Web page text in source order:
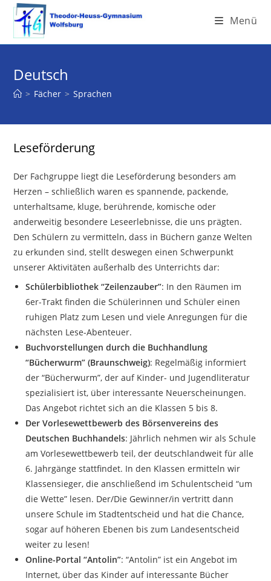
Menü
Deutsch
> Fächer > Sprachen
Leseförderung
Der Fachgruppe liegt die Leseförderung besonders am
Herzen – schließlich waren es spannende, packende,
unterhaltsame, kluge, berührende, komische oder
anderweitig besondere Leseerlebnisse, die uns prägten.
Den Schülern zu vermitteln, dass in Büchern ganze Welten
zu erkunden sind, stellt deswegen einen Schwerpunkt
unserer Aktivitäten außerhalb des Unterrichts dar:
Schülerbibliothek “Zeilenzauber”: In den Räumen im
6er-Trakt finden die Schülerinnen und Schüler einen
ruhigen Platz zum Lesen und viele Anregungen für die
nächsten Lese-Abenteuer.
Buchvorstellungen durch die Buchhandlung
“Bücherwurm” (Braunschweig): Regelmäßig informiert
der “Bücherwurm”, der auf Kinder- und Jugendliteratur
spezialisiert ist, über interessante Neuerscheinungen.
Das Angebot richtet sich an die Klassen 5 bis 8.
Der Vorlesewettbewerb des Börsenvereins des
Deutschen Buchhandels: Jährlich nehmen wir als Schule
am Vorlesewettbewerb teil, der deutschlandweit für alle
6. Jahrgänge stattfindet. In den Klassen ermitteln wir
Klassensieger, die anschließend im Schulentscheid “um
die Wette” lesen. Der/Die Gewinner/in vertritt dann
unsere Schule im Stadtentscheid und hat die Chance,
sogar auf höheren Ebenen bis zum Landesentscheid
weiter zu lesen!
Online-Portal “Antolin”: “Antolin” ist ein Angebot im
Internet, über das Kinder auf interessante Bücher